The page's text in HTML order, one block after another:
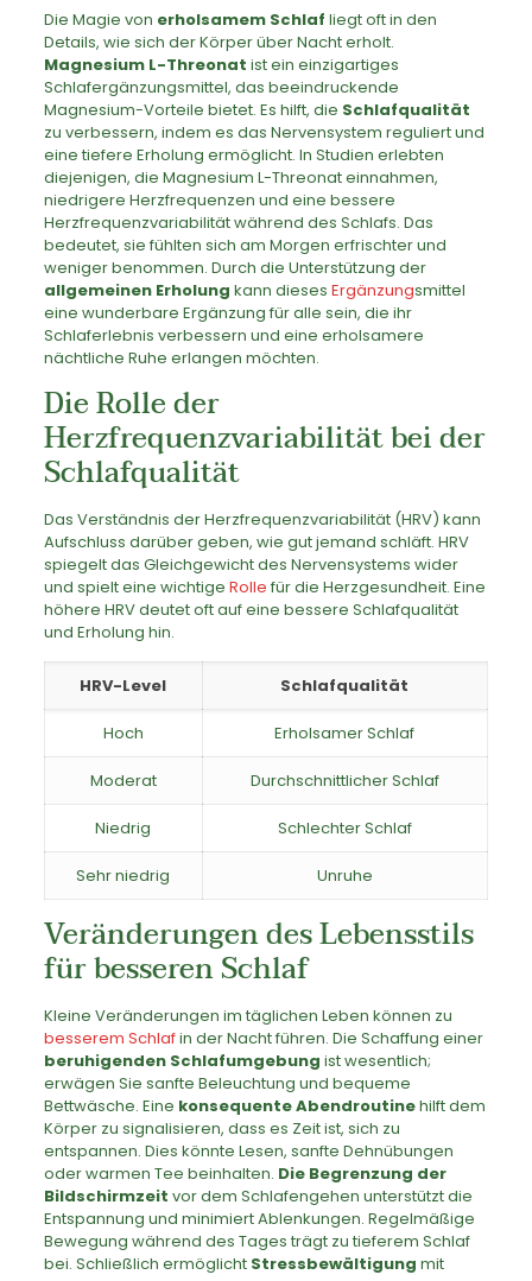
Die Magie von erholsamem Schlaf liegt oft in den
Details, wie sich der Körper über Nacht erholt.
Magnesium L-Threonat ist ein einzigartiges
Schlafergänzungsmittel, das beeindruckende
Magnesium-Vorteile bietet. Es hilft, die Schlafqualität
zu verbessern, indem es das Nervensystem reguliert und
eine tiefere Erholung ermöglicht. In Studien erlebten
diejenigen, die Magnesium L-Threonat einnahmen,
niedrigere Herzfrequenzen und eine bessere
Herzfrequenzvariabilität während des Schlafs. Das
bedeutet, sie fühlten sich am Morgen erfrischter und
weniger benommen. Durch die Unterstützung der
allgemeinen Erholung kann dieses Ergänzungsmittel
eine wunderbare Ergänzung für alle sein, die ihr
Schlaferlebnis verbessern und eine erholsamere
nächtliche Ruhe erlangen möchten.
Die Rolle der
Herzfrequenzvariabilität bei der
Schlafqualität
Das Verständnis der Herzfrequenzvariabilität (HRV) kann
Aufschluss darüber geben, wie gut jemand schläft. HRV
spiegelt das Gleichgewicht des Nervensystems wider
und spielt eine wichtige Rolle für die Herzgesundheit. Eine
höhere HRV deutet oft auf eine bessere Schlafqualität
und Erholung hin.
HRV-Level Schlafqualität
Hoch Erholsamer Schlaf
Moderat Durchschnittlicher Schlaf
Niedrig Schlechter Schlaf
Sehr niedrig Unruhe
Veränderungen des Lebensstils
für besseren Schlaf
Kleine Veränderungen im täglichen Leben können zu
besserem Schlafin der Nacht führen. Die Schaffung einer
beruhigenden Schlafumgebung ist wesentlich;
erwägen Sie sanfte Beleuchtung und bequeme
Bettwäsche. Eine konsequente Abendroutinehilft dem
Körper zu signalisieren, dass es Zeit ist, sich zu
entspannen. Dies könnte Lesen, sanfte Dehnübungen
oder warmen Tee beinhalten. Die Begrenzung der
Bildschirmzeit vor dem Schlafengehen unterstützt die
Entspannung und minimiert Ablenkungen. Regelmäßige
Bewegung während des Tages trägt zu tieferem Schlaf
bei. Schließlich ermöglicht Stressbewältigung mit